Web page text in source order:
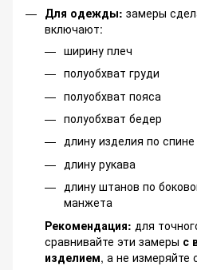
Для одежды: замеры
включают:
ширину плеч
полуобхват груди
полуобхват пояса
полуобхват бедер
длину изделия по спине
длину рукава
длину штанов по
манжета
Рекомендация: для
сравнивайте эти замеры с
изделием, а не измеряйте